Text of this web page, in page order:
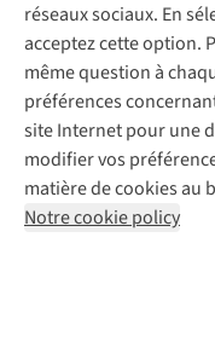
réseaux sociaux. En
acceptez cette option.
même question à
préférences
site Internet pour une
modifier vos
matière de cookies au
Notre cookie policy
Mentions légales
AS Adventure